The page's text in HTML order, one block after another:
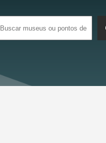
resultados